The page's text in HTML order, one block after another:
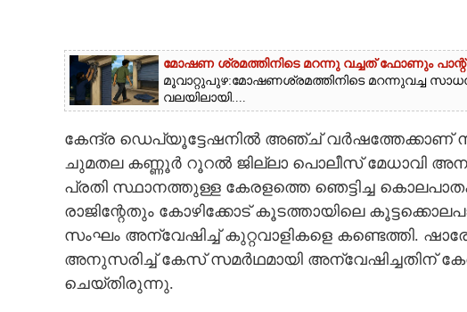
മോഷണ ശ്രമത്തിനിടെ മറന്നു വച്ചത് ഫോണും
മൂവാറ്റുപുഴ:മോഷണശ്രമത്തിനിടെ മറന്നുവച്ച
വലയിലായി....
കേന്ദ്ര ഡെപ്യൂട്ടേഷനില്‍ അഞ്ച് വര്‍ഷത്തേക്കാണ്
ചുമതല കണ്ണൂര്‍ റൂറല്‍ ജില്ലാ പൊലീസ് മേധാവി
പ്രതി സ്ഥാനത്തുള്ള കേരളത്തെ ഞെട്ടിച്ച
രാജിന്റേതും കോഴിക്കോട് കൂടത്തായിലെ
സംഘം അന്വേഷിച്ച് കുറ്റവാളികളെ കണ്ടെത്തി.
അനുസരിച്ച് കേസ് സമര്‍ഥമായി അന്വേഷിച്ചതിന്
ചെയ്തിരുന്നു.